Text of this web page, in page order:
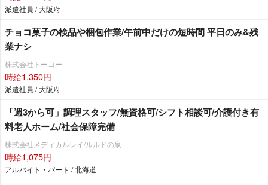
派遣社員 / 大阪府
チョコ菓子の検品や梱包作業/午前中だけの短時間 平日のみ&残
業ナシ
株式会社トーコー
時給1,350円
派遣社員 / 大阪府
「週3から可」調理スタッフ/無資格可/シフト相談可/介護付き有
料老人ホーム/社会保障完備
株式会社メディカルレイ/ルルドの泉
時給1,075円
アルバイト・パート / 北海道